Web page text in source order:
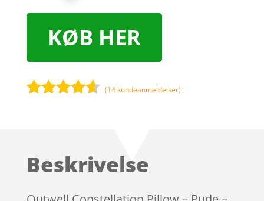
KØB HER
på
mmelser
(14 kundeanmeldelser)
Beskrivelse